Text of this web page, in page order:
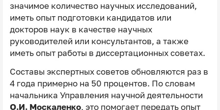
значимое количество научных исследований,
иметь опыт подготовки кандидатов или
докторов наук в качестве научных
руководителей или консультантов, а также
иметь опыт работы в диссертационных советах.
Составы экспертных советов обновляются раз в
4 года примерно на 50 процентов. По словам
начальника Управления научной деятельности
О.И. Москаленко, это помогает передать опыт